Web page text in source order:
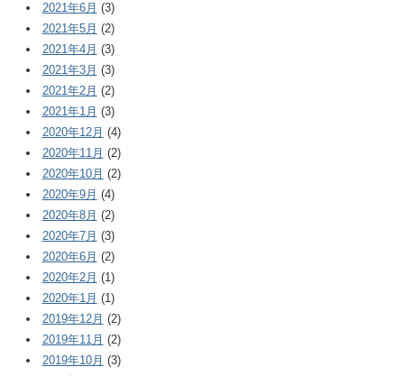
2021年6月 (3)
2021年5月 (2)
2021年4月 (3)
2021年3月 (3)
2021年2月 (2)
2021年1月 (3)
2020年12月 (4)
2020年11月 (2)
2020年10月 (2)
2020年9月 (4)
2020年8月 (2)
2020年7月 (3)
2020年6月 (2)
2020年2月 (1)
2020年1月 (1)
2019年12月 (2)
2019年11月 (2)
2019年10月 (3)